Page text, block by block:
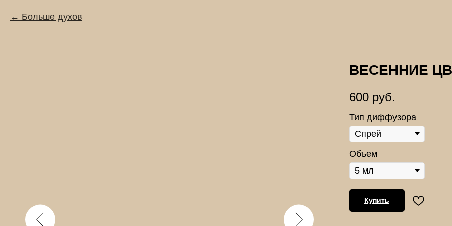
Больше духов
ВЕСЕННИЕ
600 руб.
Тип диффузора
Объем
Купить